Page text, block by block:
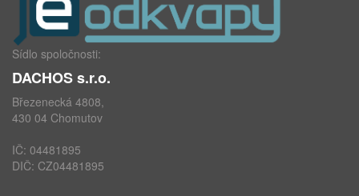
Sídlo spoločnosti:
DACHOS s.r.o.
Březenecká 4808,
430 04 Chomutov
IČ: 04481895
DIČ: CZ04481895